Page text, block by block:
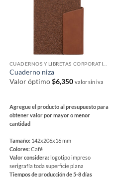
de
producto
Cuaderno niza
Valor óptimo$6,350 valor sin iva
Agregue el producto al presupuesto para
obtener valor por mayor o menor
cantidad
Tamaño: 142x206x16 mm
Colores:Café
Valor considera: logotipo impreso
serigrafía toda superficie plana
Tiempos de producción de 5-8 días